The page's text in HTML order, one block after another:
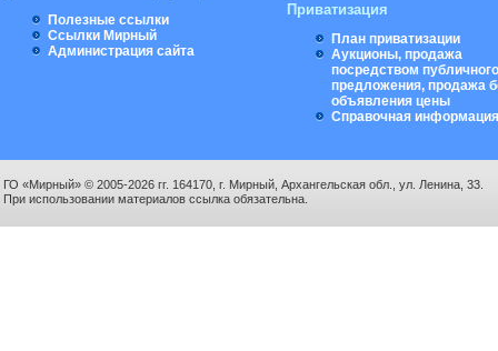
Полезные ссылки
Ссылки Мирный
Администрация сайта
Приватизация
План приватизации
Аукционы, продажа
посредством публичного
предложения, продажа
объявления цены
Справочная информация
ГО «Мирный» © 2005-2026 гг. 164170, г. Мирный, Архангельская обл., ул. Ленина, 33.
При использовании материалов ссылка обязательна.